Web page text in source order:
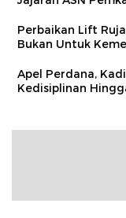
Perbaikan Lift
Bukan Untuk
Apel Perdana,
Kedisiplinan